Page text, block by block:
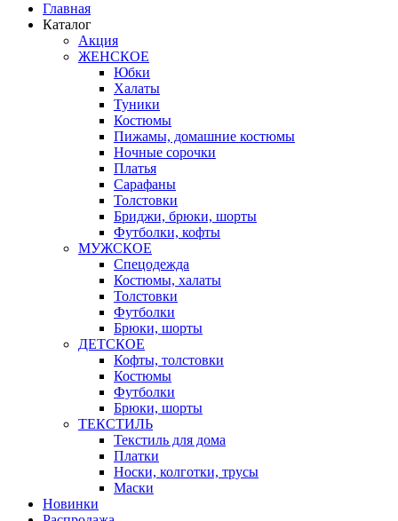
Главная
Каталог
Акция
ЖЕНСКОЕ
Юбки
Халаты
Туники
Костюмы
Пижамы, домашние костюмы
Ночные сорочки
Платья
Сарафаны
Толстовки
Бриджи, брюки, шорты
Футболки, кофты
МУЖСКОЕ
Спецодежда
Костюмы, халаты
Толстовки
Футболки
Брюки, шорты
ДЕТСКОЕ
Кофты, толстовки
Костюмы
Футболки
Брюки, шорты
ТЕКСТИЛЬ
Текстиль для дома
Платки
Носки, колготки, трусы
Маски
Новинки